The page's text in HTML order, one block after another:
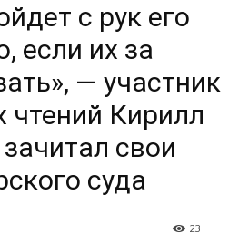
с рук его
если их за
— участник
чтений Кирилл
свои
суда
23